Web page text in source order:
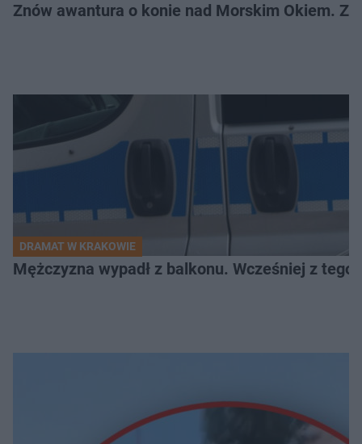
Znów awantura o konie nad Morskim Okiem.
DRAMAT W KRAKOWIE
Mężczyzna wypadł z balkonu. Wcześniej z